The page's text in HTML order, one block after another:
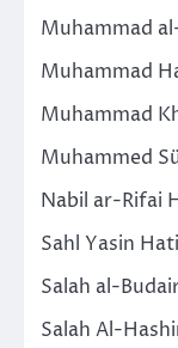
Muhammad
Muhammad
Muhammad
Muhammed
Nabil ar-Rifai
Sahl Yasin
Salah al-
Salah Al-